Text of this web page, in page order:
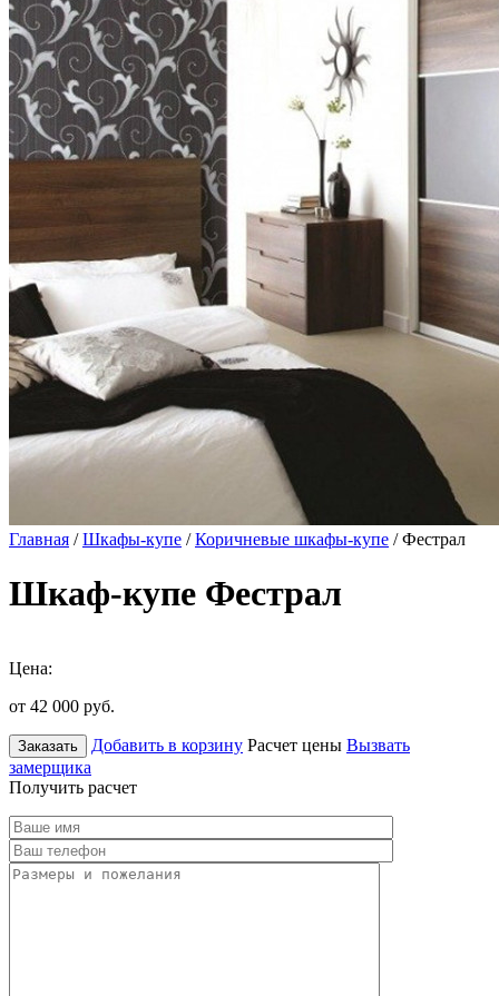
Главная /Шкафы-купе /Коричневые шкафы-купе / Фестрал
Шкаф-купе Фестрал
Цена:
от 42 000 руб.
Заказать Добавить в корзину Расчет цены Вызвать
замерщика
Получить расчет